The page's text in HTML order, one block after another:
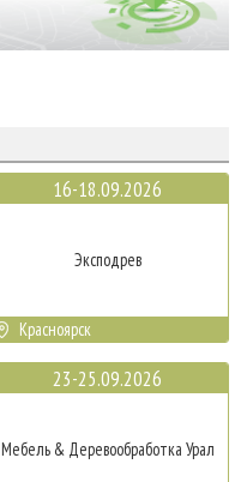
16-18.09.2026
Эксподрев
Красноярск
23-25.09.2026
Мебель & Деревообработка Урал